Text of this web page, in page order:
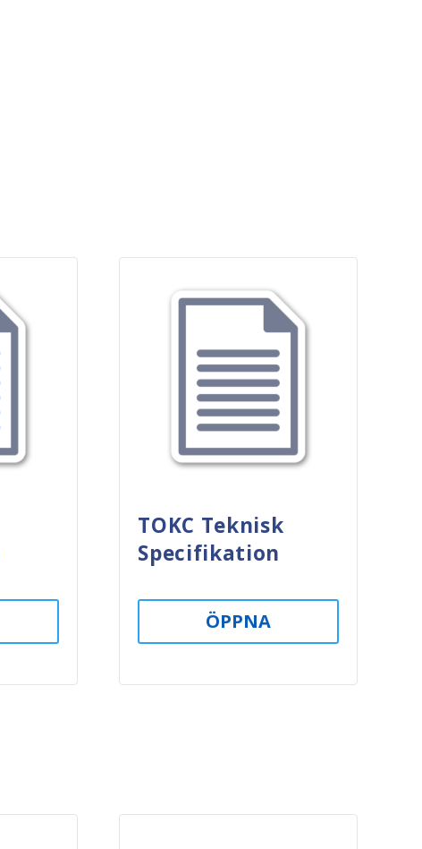
TOKC Teknisk
Specifikation
ÖPPNA